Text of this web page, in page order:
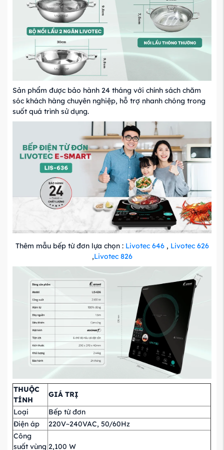
Sản phẩm được bảo hành 24 tháng với chính sách chăm
sóc khách hàng chuyên nghiệp, hỗ trợ nhanh chóng trong
suốt quá trình sử dụng.
Thêm mẫu bếp từ đơn lựa chọn : Livotec 646, Livotec 626
,Livotec 826
THUỘC
TÍNH
GIÁ TRỊ
Loại
Bếp từ đơn
Điện áp
220V~240VAC, 50/60Hz
Công
suất vùng 2,100 W